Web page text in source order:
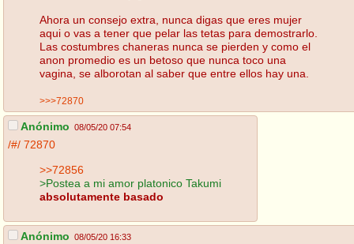
Ahora un consejo extra, nunca digas que eres mujer
aqui o vas a tener que pelar las tetas para demostrarlo.
Las costumbres chaneras nunca se pierden y como el
anon promedio es un betoso que nunca toco una
vagina, se alborotan al saber que entre ellos hay una.
>>>72870
Anónimo 08/05/20 07:54
/#/ 72870
>>72856
>Postea a mi amor platonico Takumi
absolutamente basado
Anónimo 08/05/20 16:33